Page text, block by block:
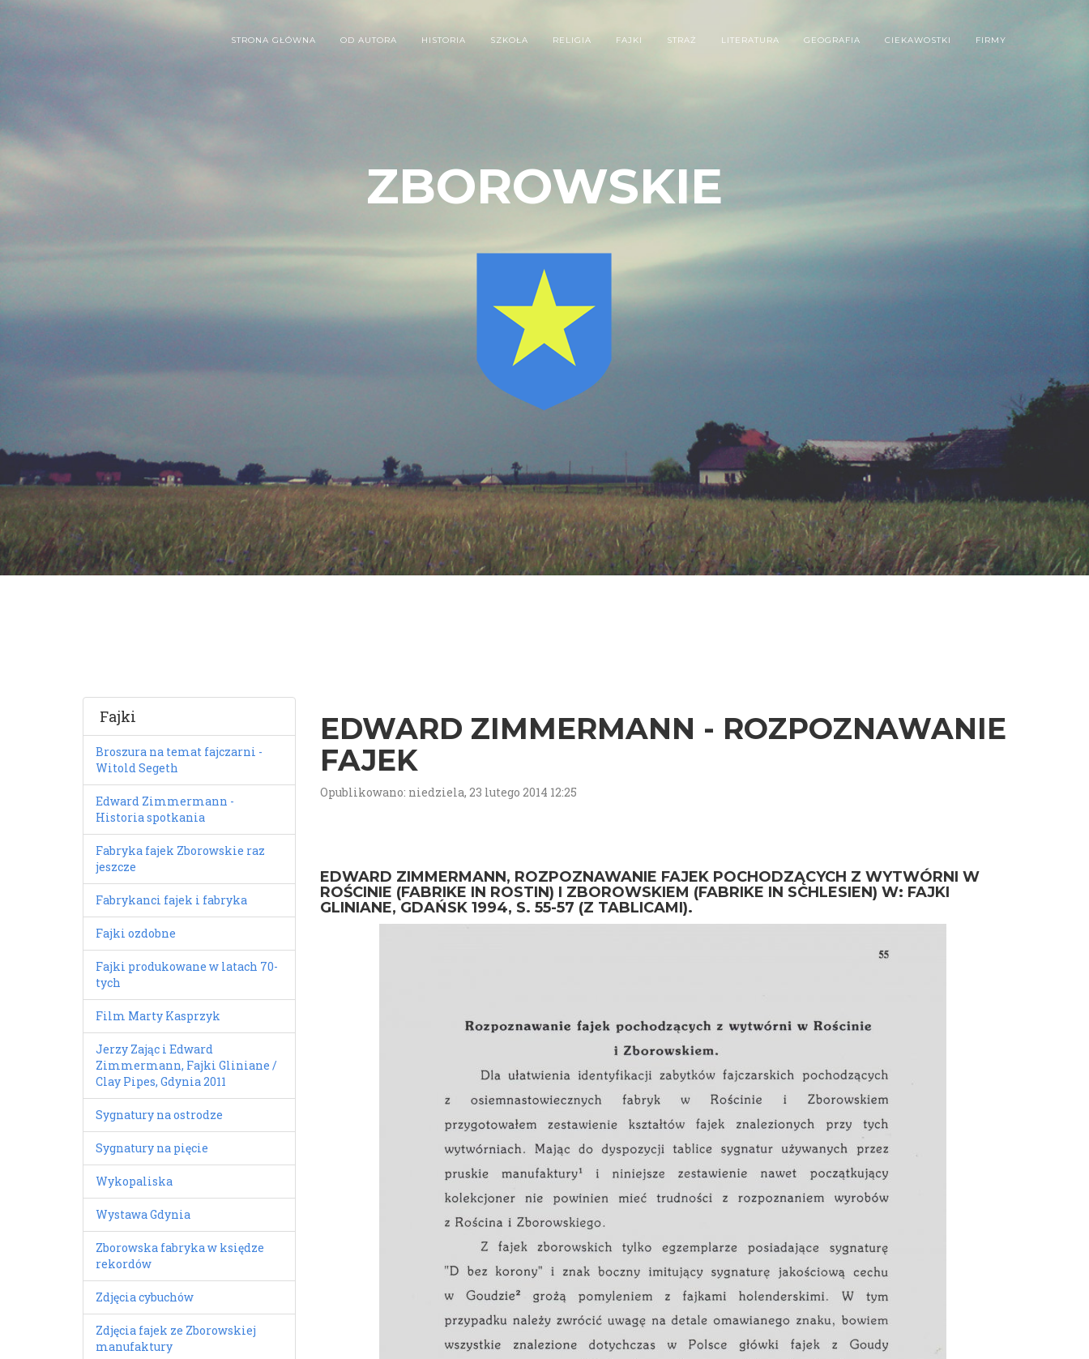
STRONA GŁÓWNA OD AUTORA HISTORIA SZKOŁA RELIGIA FAJKI STRAŻ LITERATURA GEOGRAFIA CIEKAWOSTKI FIRMY
ZBOROWSKIE
Fajki
Broszura na temat fajczarni -
Witold Segeth
Edward Zimmermann -
Historia spotkania
Fabryka fajek Zborowskie raz
jeszcze
Fabrykanci fajek i fabryka
Fajki ozdobne
Fajki produkowane w latach 70-
tych
Film Marty Kasprzyk
Jerzy Zając i Edward
Zimmermann, Fajki Gliniane /
Clay Pipes, Gdynia 2011
Sygnatury na ostrodze
Sygnatury na pięcie
Wykopaliska
Wystawa Gdynia
Zborowska fabryka w księdze
rekordów
Zdjęcia cybuchów
Zdjęcia fajek ze Zborowskiej
manufaktury
EDWARD ZIMMERMANN - ROZPOZNAWANIE
FAJEK
Opublikowano: niedziela, 23 lutego 2014 12:25
EDWARD ZIMMERMANN, ROZPOZNAWANIE FAJEK POCHODZĄCYCH Z WYTWÓRNI W
ROŚCINIE (FABRIKE IN ROSTIN) I ZBOROWSKIEM (FABRIKE IN SCHLESIEN) W: FAJKI
GLINIANE, GDAŃSK 1994, S. 55-57 (Z TABLICAMI).